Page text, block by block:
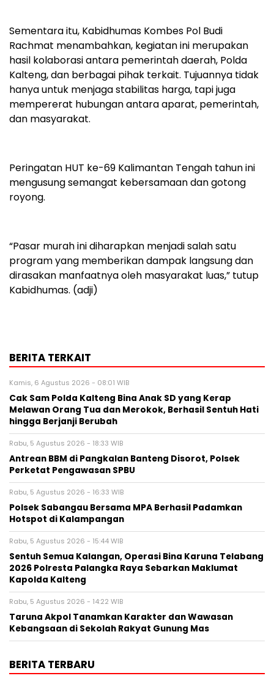
Sementara itu, Kabidhumas Kombes Pol Budi
Rachmat menambahkan, kegiatan ini merupakan
hasil kolaborasi antara pemerintah daerah, Polda
Kalteng, dan berbagai pihak terkait. Tujuannya tidak
hanya untuk menjaga stabilitas harga, tapi juga
mempererat hubungan antara aparat, pemerintah,
dan masyarakat.
Peringatan HUT ke-69 Kalimantan Tengah tahun ini
mengusung semangat kebersamaan dan gotong
royong.
“Pasar murah ini diharapkan menjadi salah satu
program yang memberikan dampak langsung dan
dirasakan manfaatnya oleh masyarakat luas,” tutup
Kabidhumas. (adji)
BERITA TERKAIT
Kamis, 6 Agustus 2026 - 08:01 WIB
Cak Sam Polda Kalteng Bina Anak SD yang Kerap
Melawan Orang Tua dan Merokok, Berhasil Sentuh Hati
hingga Berjanji Berubah
Rabu, 5 Agustus 2026 - 18:33 WIB
Antrean BBM di Pangkalan Banteng Disorot, Polsek
Perketat Pengawasan SPBU
Rabu, 5 Agustus 2026 - 16:33 WIB
Polsek Sabangau Bersama MPA Berhasil Padamkan
Hotspot di Kalampangan
Rabu, 5 Agustus 2026 - 15:44 WIB
Sentuh Semua Kalangan, Operasi Bina Karuna Telabang
2026 Polresta Palangka Raya Sebarkan Maklumat
Kapolda Kalteng
Rabu, 5 Agustus 2026 - 14:22 WIB
Taruna Akpol Tanamkan Karakter dan Wawasan
Kebangsaan di Sekolah Rakyat Gunung Mas
BERITA TERBARU